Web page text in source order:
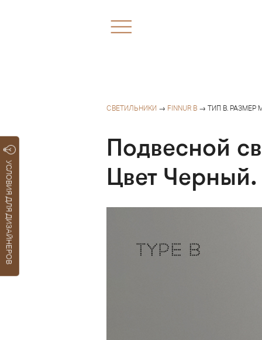
УСЛОВИЯ ДЛЯ ДИЗАЙНЕРОВ
СВЕТИЛЬНИКИ → FINNUR B → ТИП B. РАЗМЕР
Подвесной
Цвет